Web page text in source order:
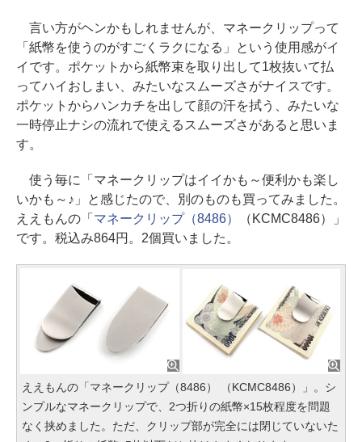
言い方がヘンかもしれませんが、マネークリップって
「紙幣を使うのがすごくラクになる」という使用感がイ
イです。ポケットから紙幣束を取り出して1枚抜いて払
ってハイおしまい、みたいなスムーズさがナイスです。
ポケットからハンカチを出して顔の汗を拭う、みたいな
一時停止ナシの流れで使えるスムーズさがあると思いま
す。
使う毎に「マネークリップはイイかも～便利かも楽し
いかも～♪」と感じたので、別のものも買ってみました。
ええもんの「 マネークリップ（8486）
（KCMC8486）」
です。税込み864円。2個買いました。
ええもんの「マネークリップ（8486） （KCMC8486）」。シ
ンプルなマネークリップで、2つ折りの紙幣×15枚程度を問題
なく挟めました。ただ、クリップ部が完全には閉じていないた